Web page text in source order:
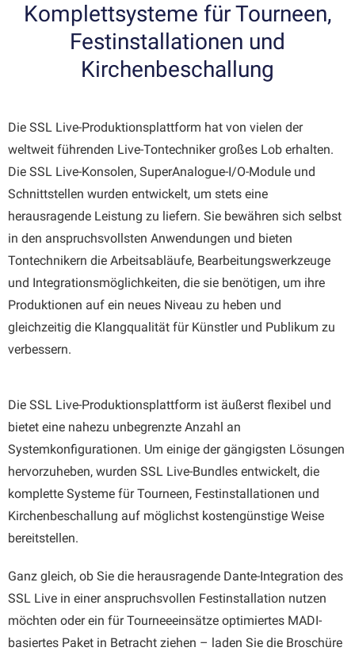
Komplettsysteme für Tourneen,
Festinstallationen und
Kirchenbeschallung
Die SSL Live-Produktionsplattform hat von vielen der
weltweit führenden Live-Tontechniker großes Lob erhalten.
Die SSL Live-Konsolen, SuperAnalogue-I/O-Module und
Schnittstellen wurden entwickelt, um stets eine
herausragende Leistung zu liefern. Sie bewähren sich selbst
in den anspruchsvollsten Anwendungen und bieten
Tontechnikern die Arbeitsabläufe, Bearbeitungswerkzeuge
und Integrationsmöglichkeiten, die sie benötigen, um ihre
Produktionen auf ein neues Niveau zu heben und
gleichzeitig die Klangqualität für Künstler und Publikum zu
verbessern.
Die SSL Live-Produktionsplattform ist äußerst flexibel und
bietet eine nahezu unbegrenzte Anzahl an
Systemkonfigurationen. Um einige der gängigsten Lösungen
hervorzuheben, wurden SSL Live-Bundles entwickelt, die
komplette Systeme für Tourneen, Festinstallationen und
Kirchenbeschallung auf möglichst kostengünstige Weise
bereitstellen.
Ganz gleich, ob Sie die herausragende Dante-Integration des
SSL Live in einer anspruchsvollen Festinstallation nutzen
möchten oder ein für Tourneeeinsätze optimiertes MADI-
basiertes Paket in Betracht ziehen – laden Sie die Broschüre